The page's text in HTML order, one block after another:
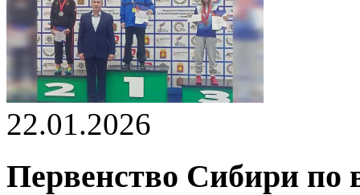
22.01.2026
Первенство Сибири по